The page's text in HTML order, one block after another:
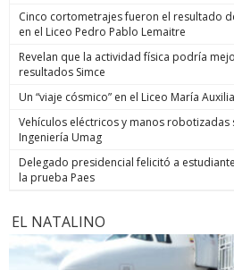
Cinco cortometrajes fueron el resultado
en el Liceo Pedro Pablo Lemaitre
Revelan que la actividad física podría
resultados Simce
Un “viaje cósmico” en el Liceo María
Vehículos eléctricos y manos
Ingeniería Umag
Delegado presidencial felicitó a
la prueba Paes
EL NATALINO